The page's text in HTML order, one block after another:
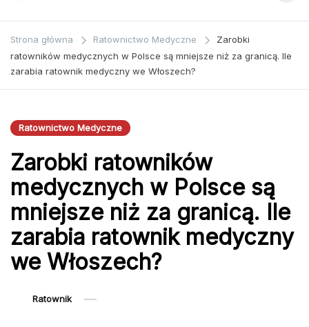
Ratownik
Medyczny
zagadnieniom z
dziedziny
medycyny oraz
ratownictwa
Strona główna Ratownictwo Medyczne
Zarobki
ratowników medycznych w Polsce są mniejsze niż za granicą. Ile
zarabia ratownik medyczny we Włoszech?
Ratownictwo Medyczne
Zarobki ratowników
medycznych w Polsce są
mniejsze niż za granicą. Ile
zarabia ratownik medyczny
we Włoszech?
Ratownik